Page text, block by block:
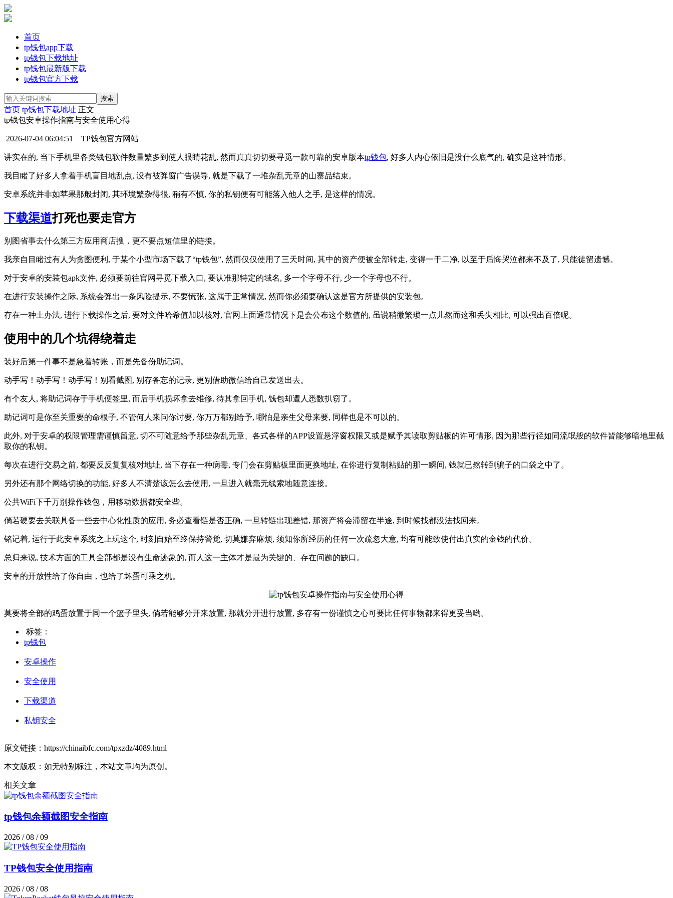
首页
tp钱包app下载
tp钱包下载地址
tp钱包最新版下载
tp钱包官方下载
首页 tp钱包下载地址 正文
tp钱包安卓操作指南与安全使用心得
2026-07-04 06:04:51 TP钱包官方网站
讲实在的, 当下手机里各类钱包软件数量繁多到使人眼睛花乱, 然而真真切切要寻觅一款可靠的安卓版本tp钱包, 好多人内心依旧是没什么底气的, 确实是这种情形。
我目睹了好多人拿着手机盲目地乱点, 没有被弹窗广告误导, 就是下载了一堆杂乱无章的山寨品结束。
安卓系统并非如苹果那般封闭, 其环境繁杂得很, 稍有不慎, 你的私钥便有可能落入他人之手, 是这样的情况。
下载渠道打死也要走官方
别图省事去什么第三方应用商店搜，更不要点短信里的链接。
我亲自目睹过有人为贪图便利, 于某个小型市场下载了“tp钱包”, 然而仅仅使用了三天时间, 其中的资产便被全部转走, 变得一干二净, 以至于后悔哭泣都来不及了, 只能徒留遗憾。
对于安卓的安装包apk文件, 必须要前往官网寻觅下载入口, 要认准那特定的域名, 多一个字母不行, 少一个字母也不行。
在进行安装操作之际, 系统会弹出一条风险提示, 不要慌张, 这属于正常情况, 然而你必须要确认这是官方所提供的安装包。
存在一种土办法, 进行下载操作之后, 要对文件哈希值加以核对, 官网上面通常情况下是会公布这个数值的, 虽说稍微繁琐一点儿然而这和丢失相比, 可以强出百倍呢。
使用中的几个坑得绕着走
装好后第一件事不是急着转账，而是先备份助记词。
动手写！动手写！动手写！别看截图, 别存备忘的记录, 更别借助微信给自己发送出去。
有个友人, 将助记词存于手机便签里, 而后手机损坏拿去维修, 待其拿回手机, 钱包却遭人悉数扒窃了。
助记词可是你至关重要的命根子, 不管何人来问你讨要, 你万万都别给予, 哪怕是亲生父母来要, 同样也是不可以的。
此外, 对于安卓的权限管理需谨慎留意, 切不可随意给予那些杂乱无章、各式各样的APP设置悬浮窗权限又或是赋予其读取剪贴板的许可情形, 因为那些行径如同流氓般的软件皆能够暗地里截
取你的私钥。
每次在进行交易之前, 都要反反复复核对地址, 当下存在一种病毒, 专门会在剪贴板里面更换地址, 在你进行复制粘贴的那一瞬间, 钱就已然转到骗子的口袋之中了。
另外还有那个网络切换的功能, 好多人不清楚该怎么去使用, 一旦进入就毫无线索地随意连接。
公共WiFi下千万别操作钱包，用移动数据都安全些。
倘若硬要去关联具备一些去中心化性质的应用, 务必查看链是否正确, 一旦转链出现差错, 那资产将会滞留在半途, 到时候找都没法找回来。
铭记着, 运行于此安卓系统之上玩这个, 时刻自始至终保持警觉, 切莫嫌弃麻烦, 须知你所经历的任何一次疏忽大意, 均有可能致使付出真实的金钱的代价。
总归来说, 技术方面的工具全部都是没有生命迹象的, 而人这一主体才是最为关键的、存在问题的缺口。
安卓的开放性给了你自由，也给了坏蛋可乘之机。
莫要将全部的鸡蛋放置于同一个篮子里头, 倘若能够分开来放置, 那就分开进行放置, 多存有一份谨慎之心可要比任何事物都来得更妥当哟。
标签：
tp钱包
安卓操作
安全使用
下载渠道
私钥安全
原文链接：https://chinaibfc.com/tpxzdz/4089.html
本文版权：如无特别标注，本站文章均为原创。
相关文章
tp钱包余额截图安全指南
2026 / 08 / 09
TP钱包安全使用指南
2026 / 08 / 08